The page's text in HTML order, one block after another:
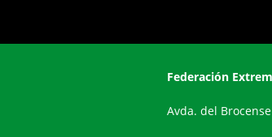
Federación
Avda. del